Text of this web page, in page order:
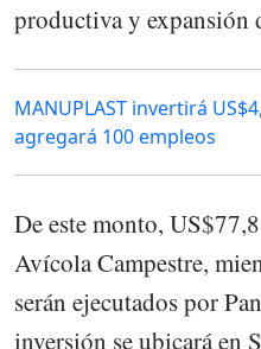
productiva y expansión
MANUPLAST invertirá
agregará 100 empleos
De este monto,
Avícola Campestre,
serán ejecutados por
inversión se ubicará en